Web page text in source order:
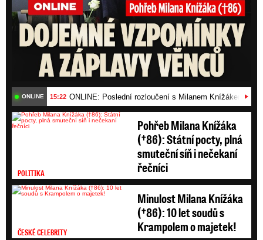
ONLINE 15:22 ONLINE: Poslední rozloučení s Milanem Knížákem
POLITIKA
Pohřeb Milana Knížáka
(†86): Státní pocty, plná
smuteční síň i nečekaní
řečníci
ČESKÉ CELEBRITY
Minulost Milana Knížáka
(†86): 10 let soudů s
Krampolem o majetek!